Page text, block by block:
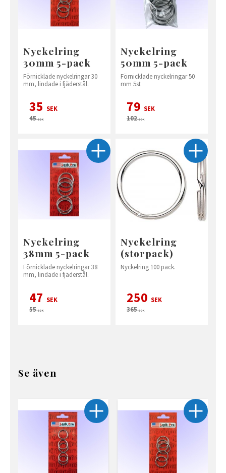
Nyckelring
30mm 5-pack
Förnicklade nyckelringar 30
mm, lindade i fjäderstål.
35 SEK
45SEK
Nyckelring
50mm 5-pack
Förnicklade nyckelringar 50
mm 5st
79 SEK
102SEK
Nyckelring
38mm 5-pack
Förnicklade nyckelringar 38
mm, lindade i fjäderstål.
47 SEK
55SEK
Nyckelring
(storpack)
Nyckelring 100 pack.
250 SEK
365SEK
Se även